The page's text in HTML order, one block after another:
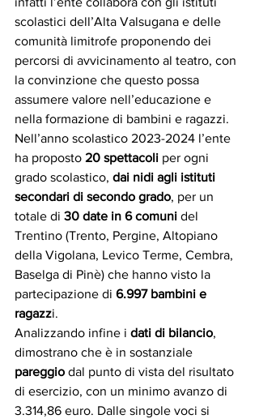
scolastici dell’Alta Valsugana e delle
comunità limitrofe proponendo dei
percorsi di avvicinamento al teatro, con
la convinzione che questo possa
assumere valore nell’educazione e
nella formazione di bambini e ragazzi.
Nell’anno scolastico 2023-2024 l’ente
ha proposto 20 spettacoli per ogni
grado scolastico, dai nidi agli istituti
secondari di secondo grado, per un
totale di 30 date in 6 comuni del
Trentino (Trento, Pergine, Altopiano
della Vigolana, Levico Terme, Cembra,
Baselga di Pinè) che hanno visto la
partecipazione di 6.997 bambini e
ragazzi.
Analizzando infine i dati di bilancio,
dimostrano che è in sostanziale
pareggio dal punto di vista del risultato
di esercizio, con un minimo avanzo di
3.314,86 euro. Dalle singole voci si